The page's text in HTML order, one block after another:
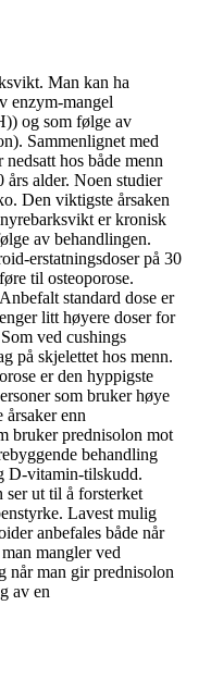
Man kan ha
enzym-mangel
og som følge av
Sammenlignet med
nedsatt hos både menn
alder. Noen studier
Den viktigste årsaken
er kronisk
av behandlingen.
erstatningsdoser på 30
til osteoporose.
standard dose er
litt høyere doser for
ved cushings
på skjelettet hos menn.
er den hyppigste
som bruker høye
enn
bruker prednisolon mot
behandling
D-vitamin-tilskudd.
ser ut til å forsterket
Lavest mulig
anbefales både når
mangler ved
når man gir prednisolon
av en